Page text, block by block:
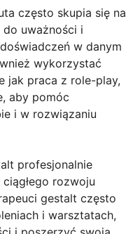
często skupia się na
uważności i
w danym
wykorzystać
jak praca z role-play,
aby pomóc
i w rozwiązaniu
profesjonalnie
rozwoju
gestalt często
i warsztatach,